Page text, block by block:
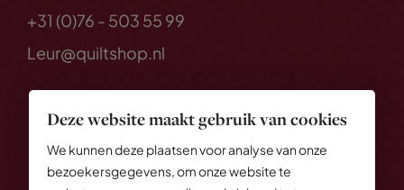
Deze website maakt gebruik van cookies
We kunnen deze plaatsen voor analyse van onze
bezoekersgegevens, om onze website te
+31 (0)76 - 503 55 99
Leur@quiltshop.nl